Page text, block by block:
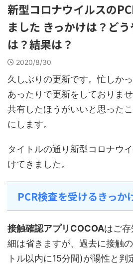
新型コロナウイルスの
ました きっかけは？ど
は？結果は？
2020/8/30
久しぶりの更新です。忙しか
あったりで更新をしておりま
共有したほうがいいと思った
にします。
タイトルの通り新型コロナウ
けてきました。
PCR検査を受けるきっか
接触確認アプリCOCOAはご
細は省きますが、過去に接触
トル以内に15分間)が陽性と判